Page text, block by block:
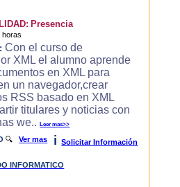
Presencia
horas
Con el curso de
XML el alumno aprende
en XML para
un navegador,crear
RSS basado en XML
titulares y noticias con
we..Leer mas>>
🔍Ver mas i Solicitar Información
INFORMATICO